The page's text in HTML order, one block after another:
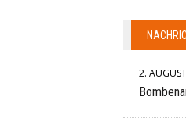
2.